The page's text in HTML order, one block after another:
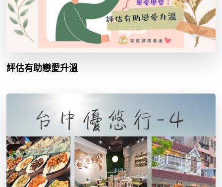
評估有助戀愛升溫